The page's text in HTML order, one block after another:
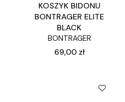
KOSZYK BIDONU
BONTRAGER ELITE
BLACK
BONTRAGER
Cena
69,00 zł